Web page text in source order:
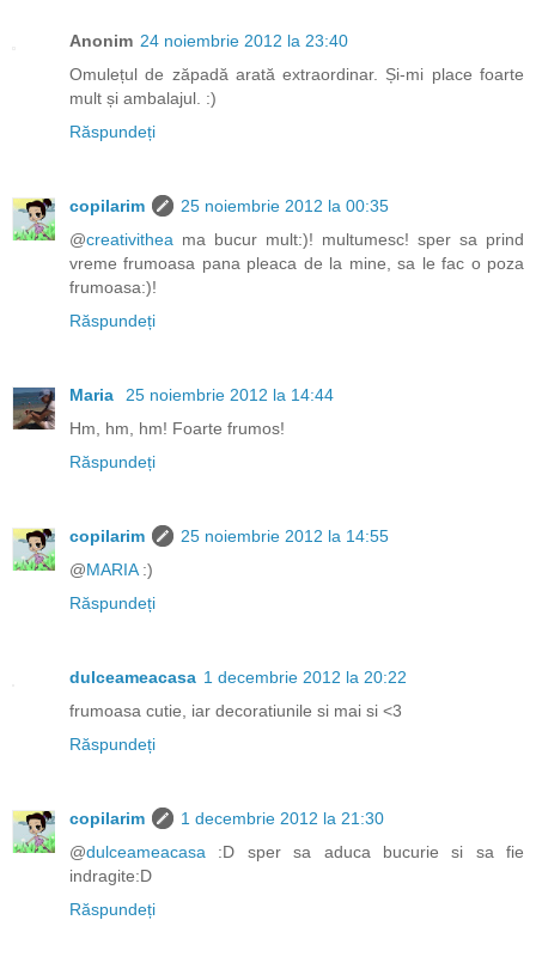
Anonim 24 noiembrie 2012 la 23:40
Omulețul de zăpadă arată extraordinar. Și-mi place foarte
mult și ambalajul. :)
Răspundeți
copilarim
25 noiembrie 2012 la 00:35
@creativithea ma bucur mult:)! multumesc! sper sa prind
vreme frumoasa pana pleaca de la mine, sa le fac o poza
frumoasa:)!
Răspundeți
Maria
25 noiembrie 2012 la 14:44
Hm, hm, hm! Foarte frumos!
Răspundeți
copilarim
25 noiembrie 2012 la 14:55
@MARIA:)
Răspundeți
dulceameacasa 1 decembrie 2012 la 20:22
frumoasa cutie, iar decoratiunile si mai si <3
Răspundeți
copilarim
1 decembrie 2012 la 21:30
@dulceameacasa :D sper sa aduca bucurie si sa fie
indragite:D
Răspundeți